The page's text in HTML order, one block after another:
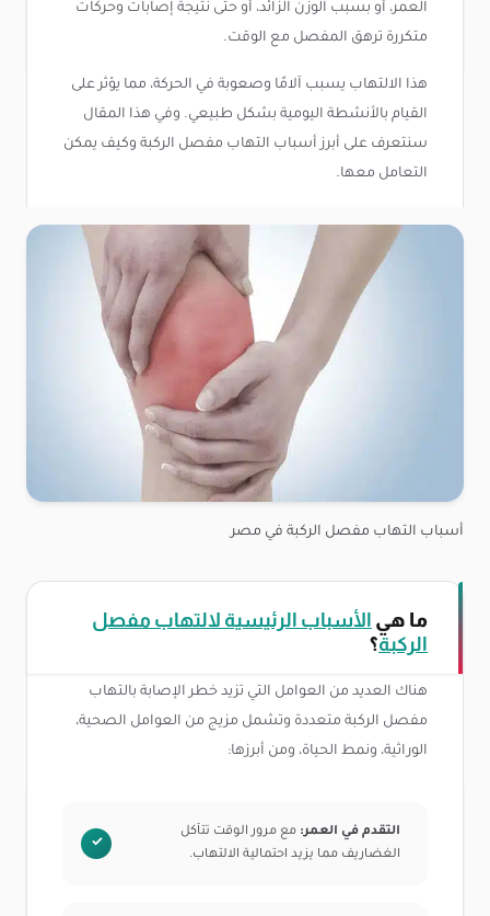
العمر، أو بسبب الوزن الزائد، أو حتى نتيجة إصابات وحركات
متكررة ترهق المفصل مع الوقت.
هذا الالتهاب يسبب آلامًا وصعوبة في الحركة، مما يؤثر على
القيام بالأنشطة اليومية بشكل طبيعي. وفي هذا المقال
سنتعرف على أبرز أسباب التهاب مفصل الركبة وكيف يمكن
التعامل معها.
أسباب التهاب مفصل الركبة في مصر
ما هي الأسباب الرئيسية لالتهاب مفصل
الركبة؟
هناك العديد من العوامل التي تزيد خطر الإصابة بالتهاب
مفصل الركبة متعددة وتشمل مزيج من العوامل الصحية،
الوراثية، ونمط الحياة، ومن أبرزها:
التقدم في العمر: مع مرور الوقت تتآكل
الغضاريف مما يزيد احتمالية الالتهاب.